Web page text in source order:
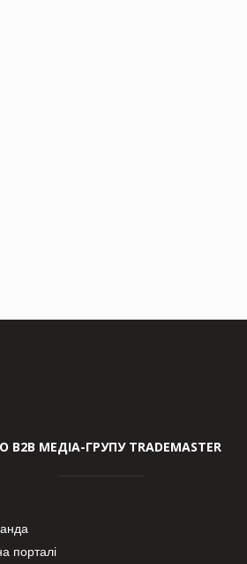
В2В МЕДІА-ГРУПУ TRADEMASTER
порталі